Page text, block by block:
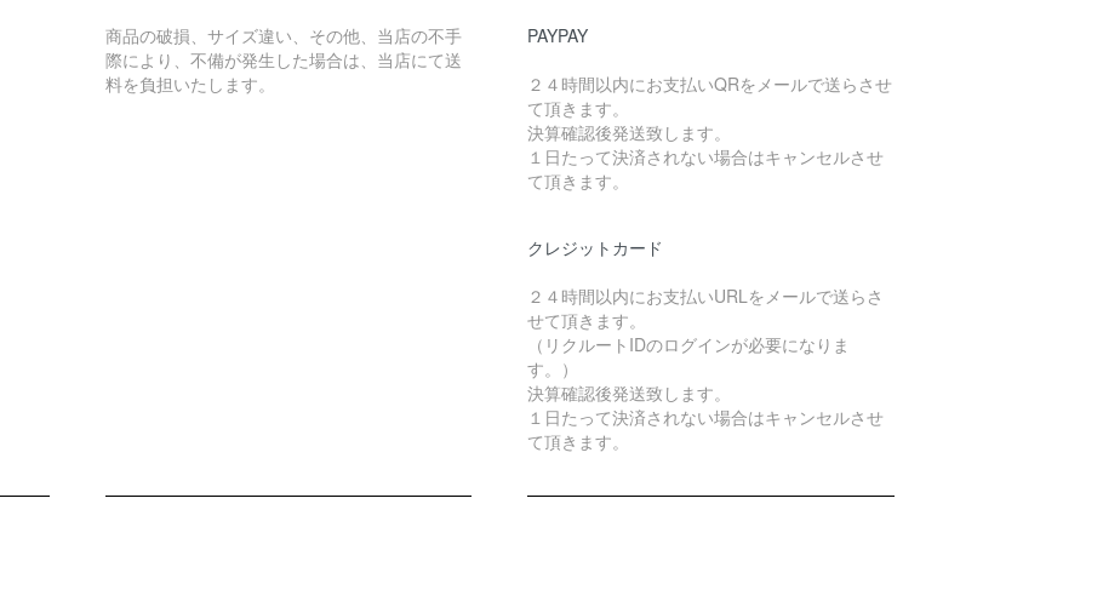
商品の破損、サイズ違い、その他、当店の不手
際により、不備が発生した場合は、当店にて送
料を負担いたします。
PAYPAY
２４時間以内にお支払いQRをメールで送らさせ
て頂きます。
決算確認後発送致します。
１日たって決済されない場合はキャンセルさせ
て頂きます。
クレジットカード
２４時間以内にお支払いURLをメールで送らさ
せて頂きます。
（リクルートIDのログインが必要になりま
す。）
決算確認後発送致します。
１日たって決済されない場合はキャンセルさせ
て頂きます。